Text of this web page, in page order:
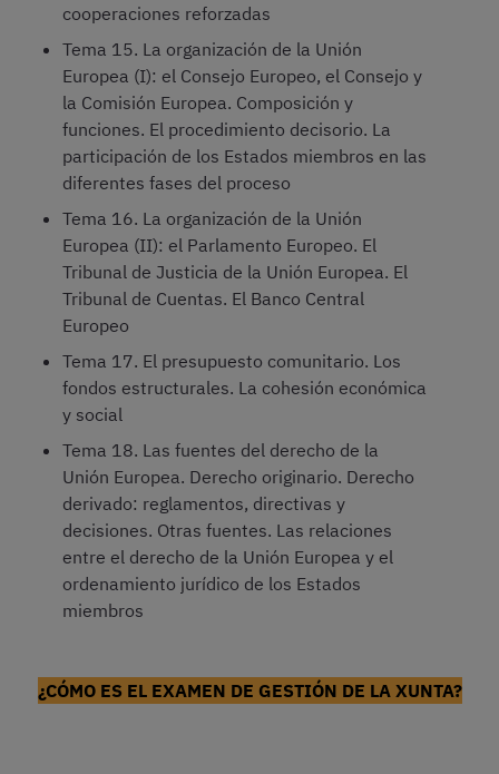
cooperaciones reforzadas
Tema 15. La organización de la Unión
Europea (I): el Consejo Europeo, el Consejo y
la Comisión Europea. Composición y
funciones. El procedimiento decisorio. La
participación de los Estados miembros en las
diferentes fases del proceso
Tema 16. La organización de la Unión
Europea (II): el Parlamento Europeo. El
Tribunal de Justicia de la Unión Europea. El
Tribunal de Cuentas. El Banco Central
Europeo
Tema 17. El presupuesto comunitario. Los
fondos estructurales. La cohesión económica
y social
Tema 18. Las fuentes del derecho de la
Unión Europea. Derecho originario. Derecho
derivado: reglamentos, directivas y
decisiones. Otras fuentes. Las relaciones
entre el derecho de la Unión Europea y el
ordenamiento jurídico de los Estados
miembros
¿CÓMO ES EL EXAMEN DE GESTIÓN DE LA XUNTA?